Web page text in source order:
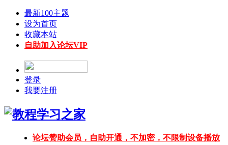
最新100主题
设为首页
收藏本站
自助加入论坛VIP
登录
我要注册
论坛赞助会员，自助开通，不加密，不限制设备播放